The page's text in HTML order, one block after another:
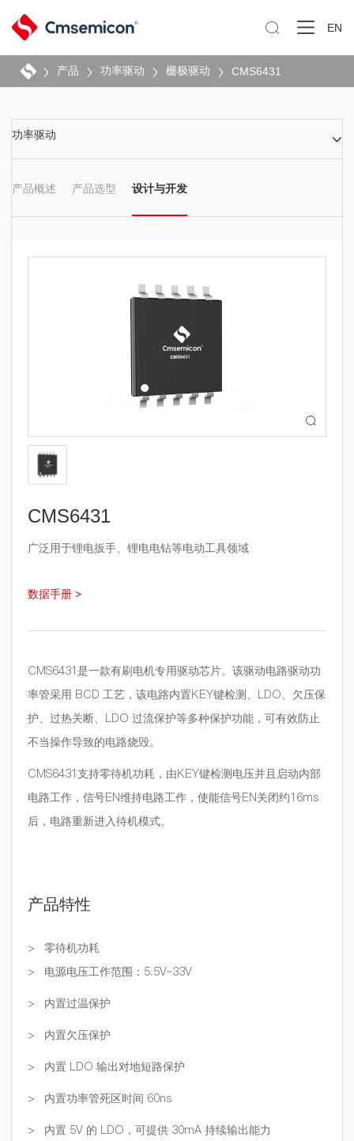
 EN
产品 功率驱动 栅极驱动 CMS6431
功率驱动
产品概述 产品选型 设计与开发
CMS6431
广泛用于锂电扳手、锂电电钻等电动工具领域
数据手册 >

CMS6431是一款有刷电机专用驱动芯片。该驱动电路驱动功
率管采用 BCD 工艺，该电路内置KEY键检测、 LDO、欠压保
护、过热关断、 LDO 过流保护等多种保护功能，可有效防止
不当操作导致的电路烧毁。
CMS6431支持零待机功耗，由KEY键检测电压并且启动内部
电路工作，信号EN维持电路工作，使能信号EN关闭约16ms
后，电路重新进入待机模式。
产品特性
> 零待机功耗
> 电源电压工作范围： 5.5V~33V
> 内置过温保护
> 内置欠压保护
> 内置 LDO 输出对地短路保护
> 内置功率管死区时间 60ns
> 内置 5V 的 LDO ，可提供 30mA 持续输出能力